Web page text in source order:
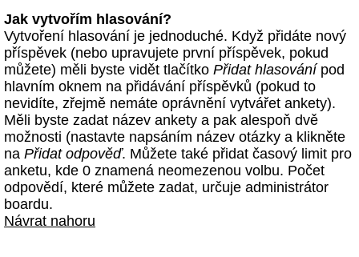
Jak vytvořím hlasování?
Vytvoření hlasování je jednoduché. Když přidáte nový
příspěvek (nebo upravujete první příspěvek, pokud
můžete) měli byste vidět tlačítko Přidat hlasovánípod
hlavním oknem na přidávání příspěvků (pokud to
nevidíte, zřejmě nemáte oprávnění vytvářet ankety).
Měli byste zadat název ankety a pak alespoň dvě
možnosti (nastavte napsáním název otázky a klikněte
na Přidat odpověď. Můžete také přidat časový limit pro
anketu, kde 0 znamená neomezenou volbu. Počet
odpovědí, které můžete zadat, určuje administrátor
boardu.
Návrat nahoru